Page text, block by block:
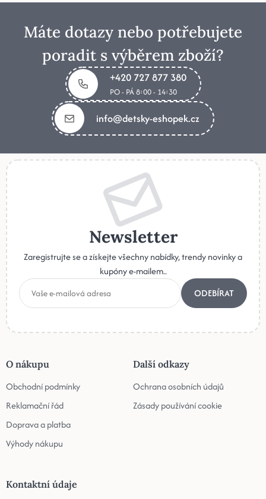
Máte dotazy nebo potřebujete
poradit s výběrem zboží?
+420 727 877 380
PO - PÁ 8:00 - 14:30
info@detsky-eshopek.cz
Newsletter
Zaregistrujte se a získejte všechny nabídky, trendy novinky a
kupóny e-mailem..
ODEBÍRAT
O nákupu
Obchodní podmínky
Reklamační řád
Doprava a platba
Výhody nákupu
Další odkazy
Ochrana osobních údajů
Zásady používání cookie
Kontaktní údaje